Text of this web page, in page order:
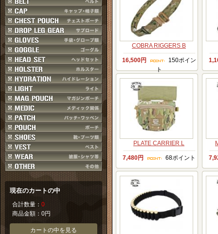
COBRA RIGGERS B
16,500円
150ポイン
ト
PLATE CARRIER L
7,480円 68ポイント
現在のカートの中
合計数量： 0
商品金額： 0円
カートの中を見る